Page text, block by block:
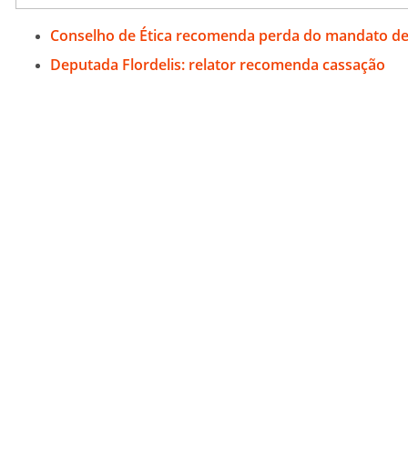
Conselho de Ética recomenda perda do mandato
Deputada Flordelis: relator recomenda cassação